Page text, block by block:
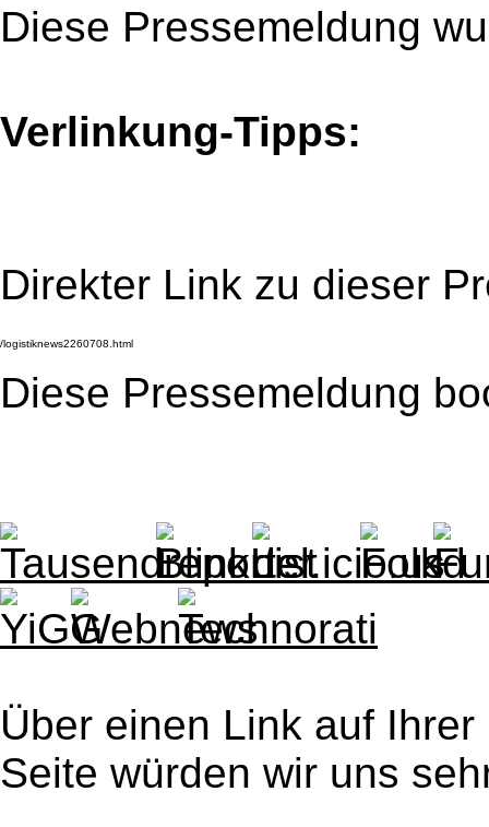
Diese Pressemeldung
Verlinkung-Tipps:
Direkter Link zu dieser
Diese Pressemeldung
Über einen Link auf
Seite würden wir uns